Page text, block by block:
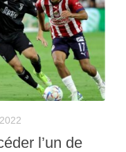
l’un de